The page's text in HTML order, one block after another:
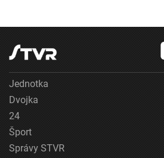
Jednotka
Dvojka
24
Šport
Správy STVR